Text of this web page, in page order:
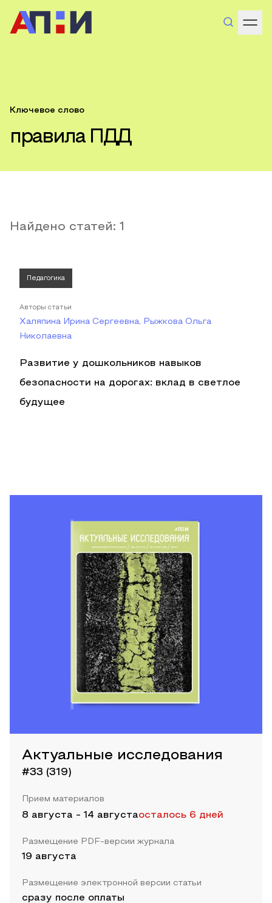
Ключевое слово
правила ПДД
Найдено статей: 1
Педагогика
Авторы статьи
Халяпина Ирина Сергеевна, Рыжкова Ольга
Николаевна
Развитие у дошкольников навыков
безопасности на дорогах: вклад в светлое
будущее
Актуальные исследования
#33 (319)
Прием материалов
8 августа - 14 августаосталось 6 дней
Размещение PDF-версии журнала
19 августа
Размещение электронной версии статьи
сразу после оплаты